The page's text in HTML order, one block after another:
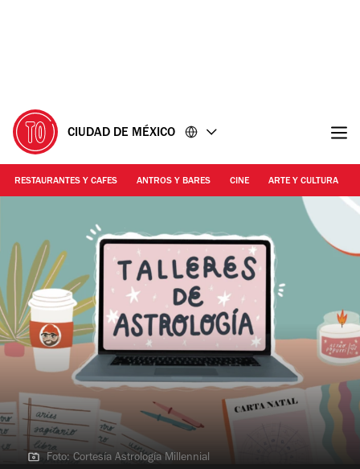
CIUDAD DE MÉXICO
RESTAURANTES Y CAFES ANTROS Y BARES CINE ARTE Y CULTURA
Foto: Cortesía Astrología Millennial